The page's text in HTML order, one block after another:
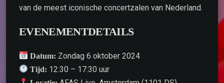
van de meest iconische concertzalen van Nederland.
EVENEMENTDETAILS
Datum: Zondag 6 oktober 2024
Tijd: 12:30 – 17:30 uur